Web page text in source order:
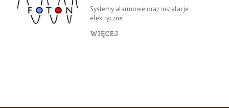
Systemy alarmowe oraz instalacje
elektryczne
WIĘCEJ